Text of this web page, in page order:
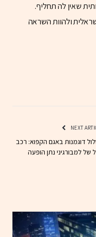
שאין לה תחליף.
ולהוות השראה
NEXT
דוגמנות באגם הקפוא: רכב
של למבורגיני נתן הופעה